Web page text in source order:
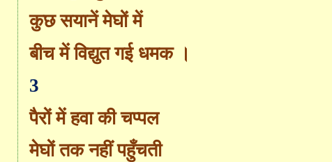
कुछ सयानें मेघों में
बीच में विद्युत गईधमक ।
3
पैरों में हवा की चप्पल
मेघों तक नहीं पहुँचती